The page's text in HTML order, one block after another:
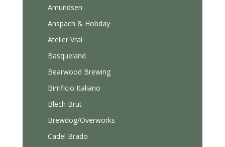
Amundsen
Anspach & Hobday
Atelier Vrai
Basqueland
Bearwood Brewing
Birrificio Italiano
Blech Brut
Brewdog/Overworks
Cadel Brado